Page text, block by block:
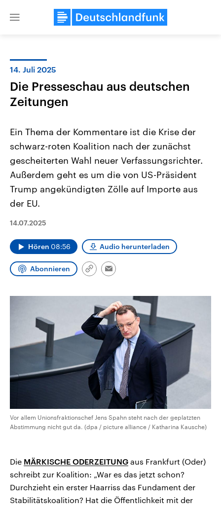
Close
Landtagswahl Sachsen-Anhalt
2026
Alle Informationen
Sachsen-Anhalt wählt am 6.
September 2026 einen neuen
Bundesland von einer Koalition aus
CDU, SPD und FDP regiert.-
Wahlprogramme, aktuelle Berichte
und Hintergründe zu den Parteien
Wahl.
USA
Aktuelle Beiträge,
Hintergründe
Wirtschaftlich und
Sendungen Programm Podcasts
Audio-Archiv
14. Juli 2025
Die Presseschau aus deutschen
Zeitungen
Ein Thema der Kommentare ist die Krise der
schwarz-roten Koalition nach der zunächst
gescheiterten Wahl neuer Verfassungsrichter.
Außerdem geht es um die von US-Präsident
Trump angekündigten Zölle auf Importe aus
der EU.
14.07.2025
Hören 08:56 Audio herunterladen
Abonnieren
Link
Email
Vor allem Unionsfraktionschef Jens Spahn steht nach der geplatzten
Abstimmung nicht gut da. (dpa / picture alliance / Katharina Kausche)
Die MÄRKISCHE ODERZEITUNG aus Frankfurt (Oder)
schreibt zur Koalition: „War es das jetzt schon?
Durchzieht ein erster Haarriss das Fundament der
Stabilitätskoalition? Hat die Öffentlichkeit mit der